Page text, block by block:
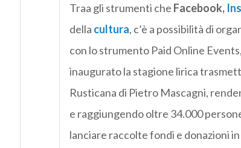
Traa gli strumenti che Facebook,
della cultura, c’è a possibilità di
con lo strumento Paid Online
inaugurato la stagione lirica
Rusticana di Pietro Mascagni,
e raggiungendo oltre 34.000
lanciare raccolte fondi e donazioni